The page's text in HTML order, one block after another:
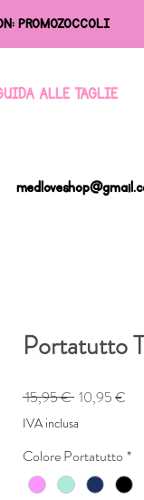
PROMOZOCCOLI
ALLE TAGLIE
Portatutto
15,95 € Prezzo
10,95 €
IVA inclusa
Colore Portatutto *